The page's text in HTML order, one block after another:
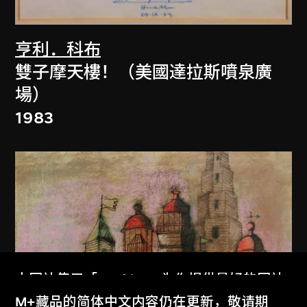
亨利．科布
雙子摩天樓！（美國達拉斯噴泉廣
場）
1983
本网站使用「Cookies」为你提供最好的网站
体验。
M+藏品的简体中文内容仍在更新，敬请期